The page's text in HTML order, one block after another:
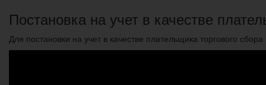
Постановка на учет в качестве
Для постановки на учет в качестве плательщика торгового